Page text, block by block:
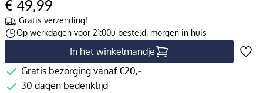
€ 49,99
Gratis verzending!
Op werkdagen voor 21:00u besteld, morgen in huis
In het winkelmandje
Gratis bezorging vanaf €20,-
30 dagen bedenktijd